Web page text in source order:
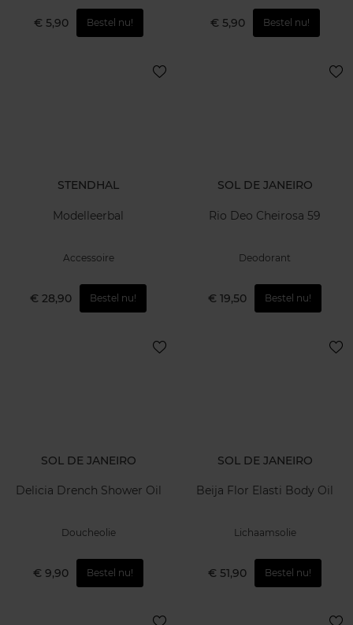
€ 5,90 Bestel nu! € 5,90 Bestel nu!
STENDHAL
Modelleerbal
Accessoire
€ 28,90 Bestel nu!
SOL DE JANEIRO
Rio Deo Cheirosa 59
Deodorant
€ 19,50 Bestel nu!
SOL DE JANEIRO
Delicia Drench Shower Oil
Doucheolie
€ 9,90 Bestel nu!
SOL DE JANEIRO
Beija Flor Elasti Body Oil
Lichaamsolie
€ 51,90 Bestel nu!